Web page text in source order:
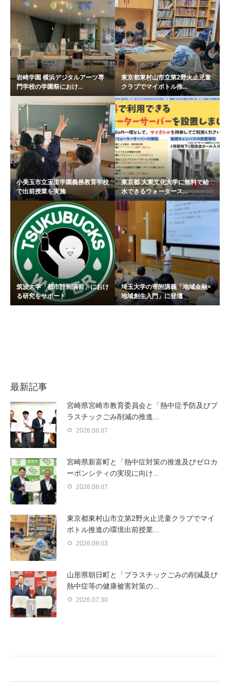
岩崎学園 横浜デジタルアーツ専
門学校の学園祭におけ...
東京都東村山市立第2野火止児童
クラブでマイボトル推...
小美玉市立玉里学園義務教育学校
で出前授業を実施
東京都 大東文化大学に無料で給
水できるウォータース...
筑波大学「都市計画演習」におけ
る研究をサポート
埼玉大学の寄附講義「地域金融×
地域創生入門」に登壇
最新記事
宮崎県宮崎市教育委員会と「熱中症予防及びプ
ラスチックごみ削減の推進...
2026.08.07
宮崎県新富町と「熱中症対策の推進及びゼロカ
ーボンシティの実現に向け...
2026.08.07
東京都東村山市立第2野火止児童クラブでマイ
ボトル推進の環境出前授業...
2026.08.03
山形県朝日町と「プラスチックごみの削減及び
熱中症等の健康被害対策の...
2026.07.30